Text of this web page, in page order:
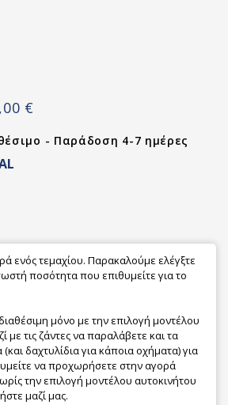
€
- Παράδοση 4-7 ημέρες
ενός τεμαχίου. Παρακαλούμε ελέγξτε
ποσότητα που επιθυμείτε για το
μόνο με την επιλογή μοντέλου
με τις ζάντες να παραλάβετε και τα
δαχτυλίδια για κάποια οχήματα) για
να προχωρήσετε στην αγορά
την επιλογή μοντέλου αυτοκινήτου
μαζί μας.